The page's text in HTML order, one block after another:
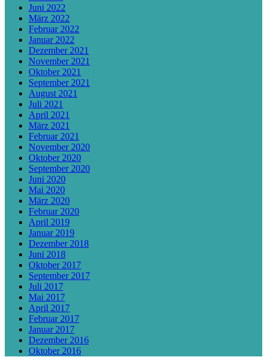
Juni 2022
März 2022
Februar 2022
Januar 2022
Dezember 2021
November 2021
Oktober 2021
September 2021
August 2021
Juli 2021
April 2021
März 2021
Februar 2021
November 2020
Oktober 2020
September 2020
Juni 2020
Mai 2020
März 2020
Februar 2020
April 2019
Januar 2019
Dezember 2018
Juni 2018
Oktober 2017
September 2017
Juli 2017
Mai 2017
April 2017
Februar 2017
Januar 2017
Dezember 2016
Oktober 2016